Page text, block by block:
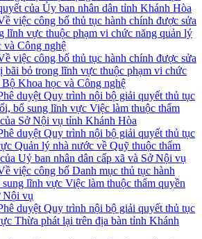
của Ủy ban nhân dân tỉnh Khánh Hòa
việc công bố thủ tục hành chính được sửa
lĩnh vực thuộc phạm vi chức năng quản lý
và Công nghệ
việc công bố thủ tục hành chính được sửa
bãi bỏ trong lĩnh vực thuộc phạm vi chức
Khoa học và Công nghệ
duyệt Quy trình nội bộ giải quyết thủ tục
bổ sung lĩnh vực Việc làm thuộc thẩm
Sở Nội vụ tỉnh Khánh Hòa
duyệt Quy trình nội bộ giải quyết thủ tục
Quản lý nhà nước về Quỹ thuộc thẩm
Uỷ ban nhân dân cấp xã và Sở Nội vụ
việc công bố Danh mục thủ tục hành
lĩnh vực Việc làm thuộc thẩm quyền
Nội vụ
duyệt Quy trình nội bộ giải quyết thủ tục
Thừa phát lại trên địa bàn tỉnh Khánh